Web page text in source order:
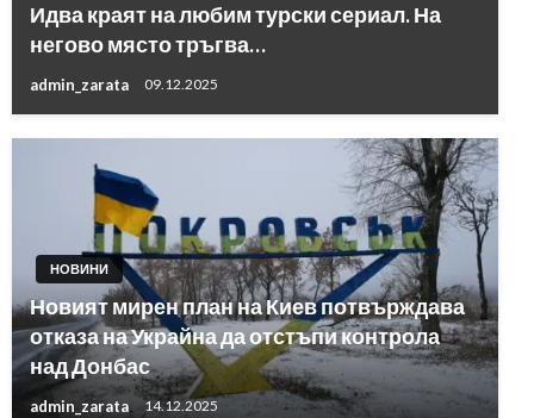
Идва краят на любим турски сериал. На
негово място тръгва…
admin_zarata 09.12.2025
НОВИНИ
Новият мирен план на Киев потвърждава
отказа на Украйна да отстъпи контрола
над Донбас
admin_zarata 14.12.2025